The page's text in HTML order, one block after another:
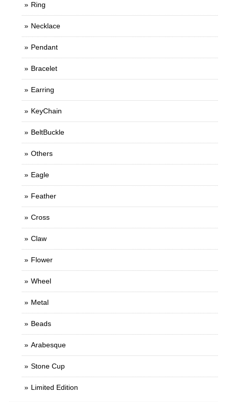
Ring
Necklace
Pendant
Bracelet
Earring
KeyChain
BeltBuckle
Others
Eagle
Feather
Cross
Claw
Flower
Wheel
Metal
Beads
Arabesque
Stone Cup
Limited Edition